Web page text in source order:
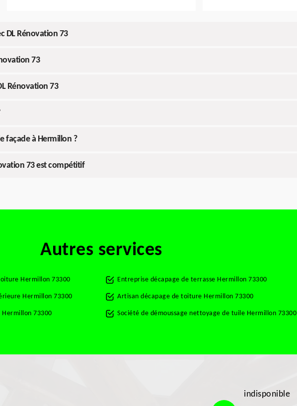
DL Rénovation 73
73
Rénovation 73
façade à Hermillon ?
73 est compétitif
Autres services
Hermillon 73300
Hermillon 73300
73300
Entreprise décapage de terrasse Hermillon 73300
Artisan décapage de toiture Hermillon 73300
Société de démoussage nettoyage de tuile Hermillon 73300
indisponible